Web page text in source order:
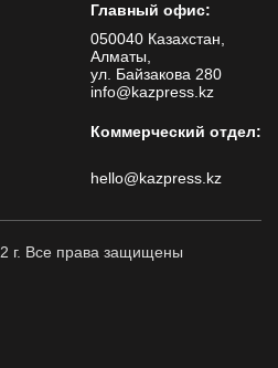
Главный офис:
050040 Казахстан,
Алматы,
ул. Байзакова 280
info@kazpress.kz
Коммерческий отдел:
hello@kazpress.kz
г. Все права защищены